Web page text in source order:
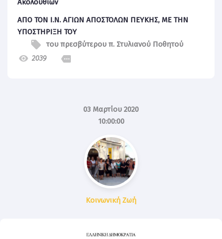
Ακολουθιών
ΑΠΟ ΤΟΝ Ι.Ν. ΑΓΙΩΝ ΑΠΟΣΤΟΛΩΝ ΠΕΥΚΗΣ, ΜΕ ΤΗΝ
ΥΠΟΣΤΗΡΙΞΗ ΤΟΥ
του πρεσβύτερου π. Στυλιανού Ποθητού
2039
03 Μαρτίου 2020
10:00:00
Κοινωνική Ζωή